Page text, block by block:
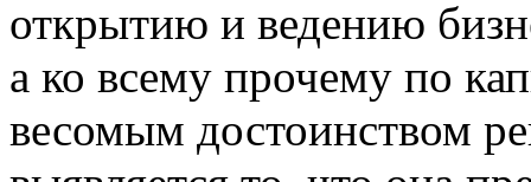
открытию и ведению
а ко всему прочему по
весомым достоинством